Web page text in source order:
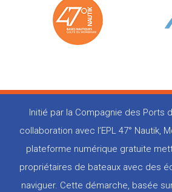
Initié par la Compagnie des Ports
collaboration avec l’EPL 47° Nautik,
plateforme numérique gratuite
propriétaires de bateaux avec des
naviguer. Cette démarche, basée